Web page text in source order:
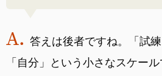
答えは後者ですね。「試
「自分」という小さなスケー